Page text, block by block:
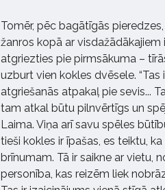
Tomēr, pēc bagātīgās
žanros kopā ar
atgriezties pie pirmsākuma –
uzburt vien kokles dvēsele.
atgriešanās atpakaļ pie sevis...
tam atkal būtu pilnvērtīgs un
Laima. Viņa arī savu spēles
tieši kokles ir īpašas, es teiktu,
brīnumam. Tā ir saikne ar vietu,
personība, kas reizēm liek